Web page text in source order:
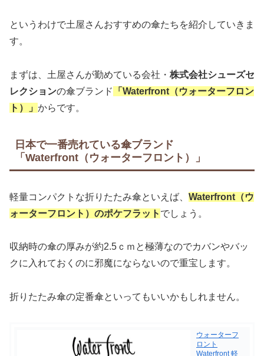
というわけで土屋さんおすすめの傘たちを紹介していきま
す。
まずは、土屋さんが勤めている会社・ 株式会社シューズセ
レクションの傘ブランド
「Waterfront（ウォーターフロン
ト）」 からです。
日本で一番売れている傘ブランド
「Waterfront（ウォーターフロント）」
軽量コンパクトな折りたたみ傘といえば、 Waterfront（ウ
ォーターフロント）のポケフラット でしょう。
収納時の傘の厚みが約2.5ｃｍと極薄なのでカバンやバッ
クに入れておくのに邪魔にならないので重宝します。
折りたたみ傘の定番傘といってもいいかもしれません。
ウォーターフ
ロント
Waterfront 軽